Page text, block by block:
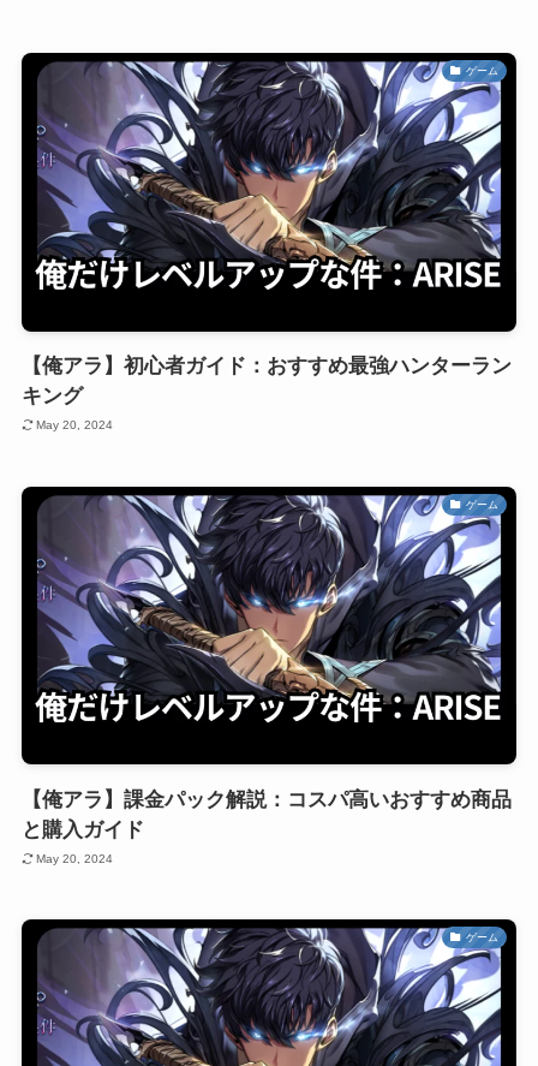
ゲーム
【俺アラ】初心者ガイド：おすすめ最強ハンターラン
キング
May 20, 2024
ゲーム
【俺アラ】課金パック解説：コスパ高いおすすめ商品
と購入ガイド
May 20, 2024
ゲーム